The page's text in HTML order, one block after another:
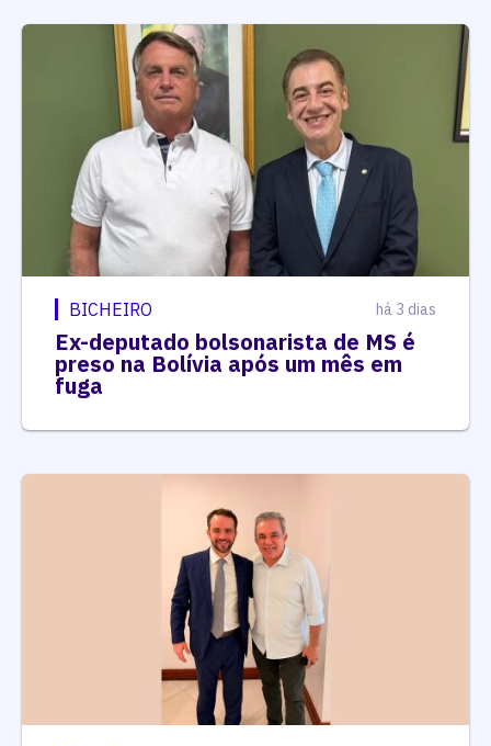
BICHEIRO há 3 dias
Ex-deputado bolsonarista de MS é
preso na Bolívia após um mês em
fuga